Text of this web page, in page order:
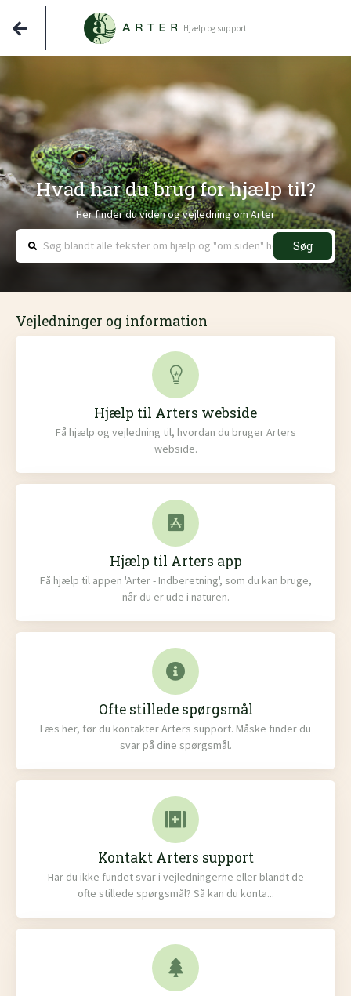
Hjælp og support
Hvad har du brug for hjælp til?
Her finder du viden og vejledning om Arter
Søg
Vejledninger og information
Hjælp til Arters webside
Få hjælp og vejledning til, hvordan du bruger Arters
webside.
Hjælp til Arters app
Få hjælp til appen 'Arter - Indberetning', som du kan bruge,
når du er ude i naturen.
Ofte stillede spørgsmål
Læs her, før du kontakter Arters support. Måske finder du
svar på dine spørgsmål.
Kontakt Arters support
Har du ikke fundet svar i vejledningerne eller blandt de
ofte stillede spørgsmål? Så kan du konta...